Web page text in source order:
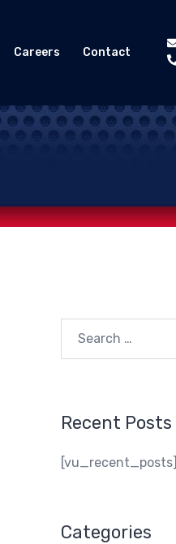
Careers Contact
for:
Recent Posts
[vu_recent_posts]
Categories